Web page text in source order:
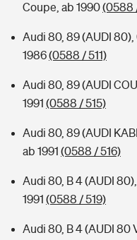
Coupe, ab 1990(0588
Audi 80, 89 (AUDI
1986(0588 / 511)
Audi 80, 89 (AUDI
1991 (0588 / 515)
Audi 80, 89 (AUDI
ab 1991 (0588 / 516)
Audi 80, B 4 (AUDI
1991 (0588 / 519)
Audi 80, B 4 (AUDI 80